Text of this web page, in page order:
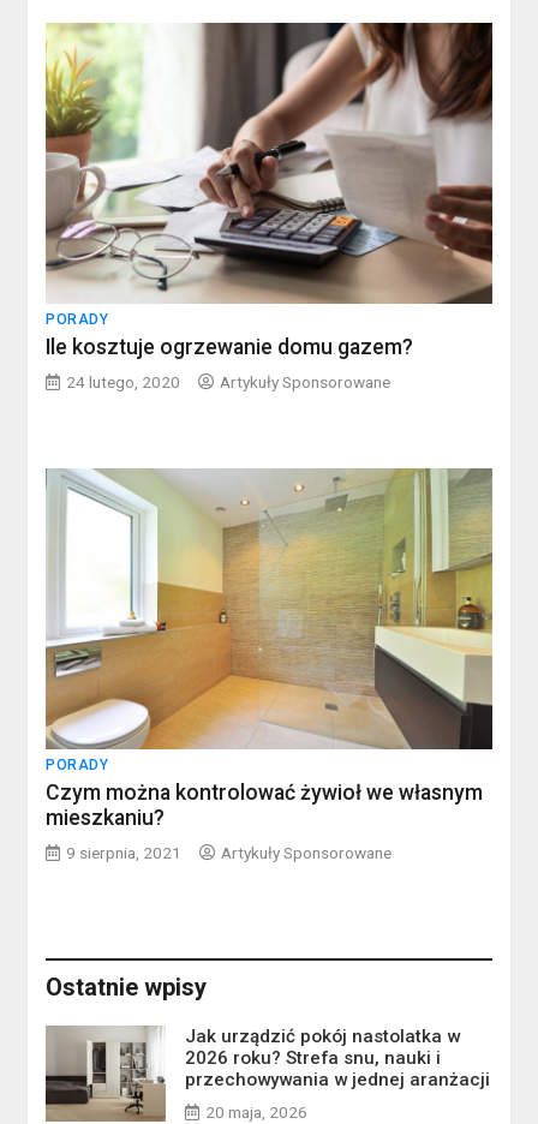
PORADY
Ile kosztuje ogrzewanie domu gazem?
24 lutego, 2020 Artykuły Sponsorowane
PORADY
Czym można kontrolować żywioł we własnym
mieszkaniu?
9 sierpnia, 2021 Artykuły Sponsorowane
Ostatnie wpisy
Jak urządzić pokój nastolatka w
2026 roku? Strefa snu, nauki i
przechowywania w jednej aranżacji
20 maja, 2026